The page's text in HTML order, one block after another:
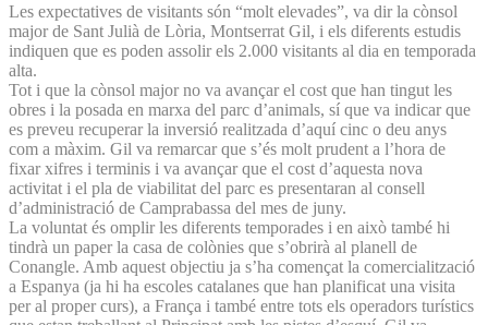
Les expectatives de visitants són “molt elevades”, va dir la cònsol
major de Sant Julià de Lòria, Montserrat Gil, i els diferents estudis
indiquen que es poden assolir els 2.000 visitants al dia en temporada
alta.
Tot i que la cònsol major no va avançar el cost que han tingut les
obres i la posada en marxa del parc d’animals, sí que va indicar que
es preveu recuperar la inversió realitzada d’aquí cinc o deu anys
com a màxim. Gil va remarcar que s’és molt prudent a l’hora de
fixar xifres i terminis i va avançar que el cost d’aquesta nova
activitat i el pla de viabilitat del parc es presentaran al consell
d’administració de Camprabassa del mes de juny.
La voluntat és omplir les diferents temporades i en això també hi
tindrà un paper la casa de colònies que s’obrirà al planell de
Conangle. Amb aquest objectiu ja s’ha començat la comercialització
a Espanya (ja hi ha escoles catalanes que han planificat una visita
per al proper curs), a França i també entre tots els operadors turístics